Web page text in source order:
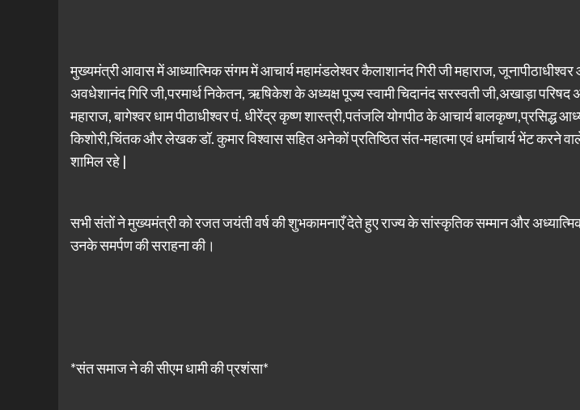
मुख्यमंत्री आवास में आध्यात्मिक संगम में आचार्य महामंडलेश्वर कैलाशानंद गिरी जी महाराज, जूनापीठाधीश्वर
अवधेशानंद गिरि जी,परमार्थ निकेतन, ऋषिकेश के अध्यक्ष पूज्य स्वामी चिदानंद सरस्वती जी,अखाड़ा परिषद
महाराज, बागेश्वर धाम पीठाधीश्वर पं. धीरेंद्र कृष्ण शास्त्री,पतंजलि योगपीठ के आचार्य बालकृष्ण,प्रसिद्ध
किशोरी,चिंतक और लेखक डॉ. कुमार विश्वास सहित अनेकों प्रतिष्ठित संत-महात्मा एवं धर्माचार्य भेंट करने
शामिल रहे |
सभी संतों ने मुख्यमंत्री को रजत जयंती वर्ष की शुभकामनाएँ देते हुए राज्य के सांस्कृतिक सम्मान और
उनके समर्पण की सराहना की।
*संत समाज ने की सीएम धामी की प्रशंसा*